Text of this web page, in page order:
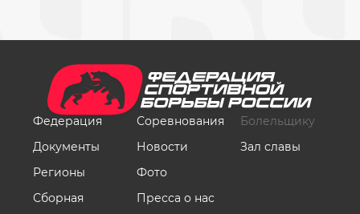
Федерация
Документы
Регионы
Сборная
Соревнования
Новости
Фото
Пресса о нас
Болельщику
Зал славы